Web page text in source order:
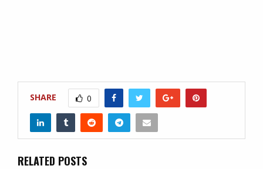
SHARE 0
RELATED POSTS